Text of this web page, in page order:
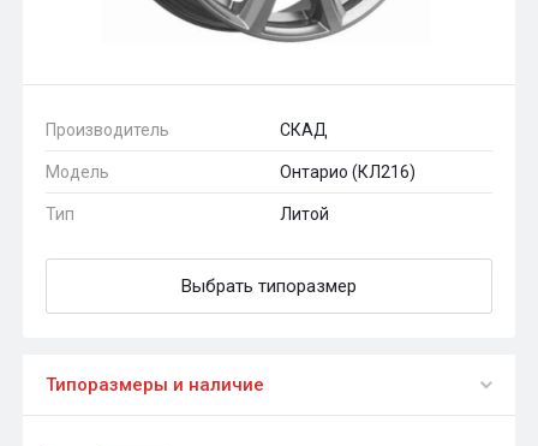
Производитель СКАД
Модель Онтарио (КЛ216)
Тип Литой
Выбрать типоразмер
Типоразмеры и наличие